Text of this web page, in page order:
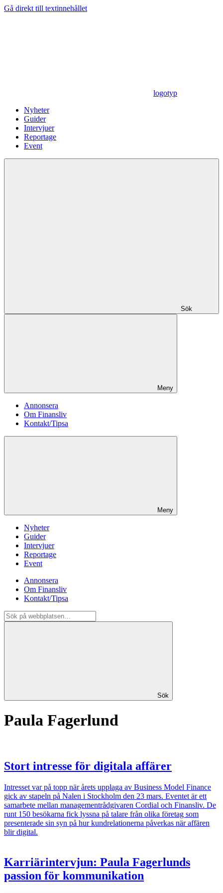
Gå direkt till textinnehållet
logotyp
Nyheter
Guider
Intervjuer
Reportage
Event
Sök
Meny
Annonsera
Om Finansliv
Kontakt/Tipsa
Meny
Nyheter
Guider
Intervjuer
Reportage
Event
Annonsera
Om Finansliv
Kontakt/Tipsa
Sök
Paula Fagerlund
Stort intresse för digitala affärer
Intresset var på topp när årets upplaga av Business Model Finance
gick av stapeln på Nalen i Stockholm den 23 mars. Eventet är ett
samarbete mellan managementrådgivaren Cordial och Finansliv. De
runt 150 besökarna fick lyssna på talare från olika företag som
presenterade sin syn på hur kundrelationerna påverkas när affären
blir digital.
Karriärintervjun: Paula Fagerlunds
passion för kommunikation